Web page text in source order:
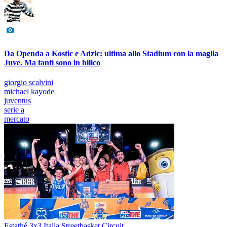
Da Openda a Kostic e Adzic: ultima allo Stadium con la maglia
Juve. Ma tanti sono in bilico
giorgio scalvini
michael kayode
juventus
serie a
mercato